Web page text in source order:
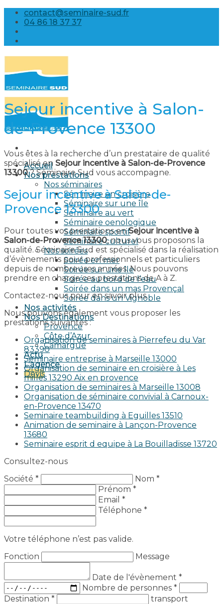
Skip
content
contact@seminaire-sud.fr
04 86 18 37 37
Accueil
Nos prestations
Nos séminaires
Séminaire en croisière
Séminaire sur une île
Séminaire au vert
Séminaire oenologique
Séminaire sportif
Séminaire culturel
Nos soirées
Soirée en mer
Soirée sur une île
Soirée au bord de l’eau
Soirée dans un mas Provençal
Soirée dans un Vignoble
Nos activités
Nos Destinations
Provence
Côte d’Azur
Camargue
Actu
L’agence
Devis
Sejour incentive à Salon-
de-Provence 13300
Vous êtes à la recherche d’un prestataire de qualité
spécialisé en Sejour incentive à Salon-de-Provence
13300? Séminaire Sud vous accompagne.
Sejour incentive à Salon-de-
Provence 13300
Pour toutes vos prestations enSejour incentive à
Salon-de-Provence 13300, nous vous proposons la
qualité. Séminaire Sud est spécialisé dans la réalisation
d’évènements pour professionnels et particuliers
depuis de nombreuses années. Nous pouvons
prendre en charge ces prestations de A à Z.
Contactez-nous pour en savoir plus.
Nous pouvons également vous proposer les
prestations suivantes :
Organisation de seminaires à Pierrefeu du Var
83390
Seminaire entreprise à Marseille 13000
Organisation de seminaire en croisière à Les
milles 13290 Aix en provence​
Organisation de seminaires à Marseille 13008
Organisation de séminaire convivial à Carnoux-
en-Provence 13470
Seminaire teambuilding à Eguilles 13510
Animation de seminaire à Lançon-Provence
13680
Seminaire esprit d equipe à La Bouilladisse 13720
Consultez-nous
Société *
Nom *
Prénom *
Email *
Téléphone *
Votre téléphone n’est pas valide.
Fonction
Message
Date de l'évènement *
Nombre de personnes *
Destination *
transport